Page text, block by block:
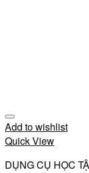
Add to wishlist
Quick View
DỤNG CỤ HỌC